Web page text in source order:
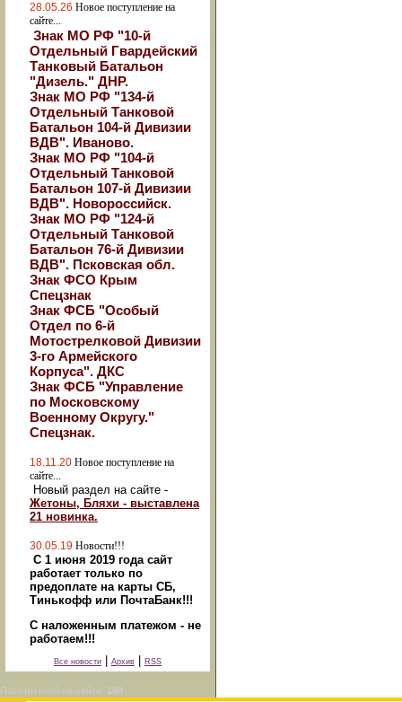
28.05.26 Новое поступление на
сайте...
Знак МО РФ "10-й
Отдельный Гвардейский
Танковый Батальон
"Дизель." ДНР.
Знак МО РФ "134-й
Отдельный Танковой
Батальон 104-й Дивизии
ВДВ". Иваново.
Знак МО РФ "104-й
Отдельный Танковой
Батальон 107-й Дивизии
ВДВ". Новороссийск.
Знак МО РФ "124-й
Отдельный Танковой
Батальон 76-й Дивизии
ВДВ". Псковская обл.
Знак ФСО Крым
Спецзнак
Знак ФСБ "Особый
Отдел по 6-й
Мотострелковой Дивизии
3-го Армейского
Корпуса". ДКС
Знак ФСБ "Управление
по Московскому
Военному Округу."
Спецзнак.
18.11.20 Новое поступление на
сайте...
Новый раздел на сайте -
Жетоны, Бляхи - выставлена
21 новинка.
30.05.19 Новости!!!
С 1 июня 2019 года сайт
работает только по
предоплате на карты СБ,
Тинькофф или ПочтаБанк!!!
С наложенным платежом - не
работаем!!!
Все новости Архив RSS
Посетителей на сайте: 190